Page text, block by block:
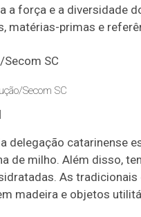
a força e a diversidade
matérias-primas e
Secom SC
delegação catarinense
de milho. Além disso,
As
madeira e objetos